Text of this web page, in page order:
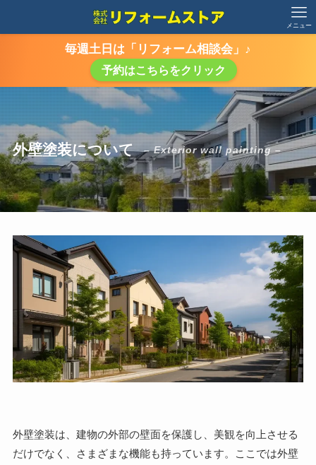
メニュー
毎週土日は「リフォーム相談会」♪
予約はこちらをクリック
外壁塗装について – Exterior wall painting –
外壁塗装は、建物の外部の壁面を保護し、美観を向上させる
だけでなく、さまざまな機能も持っています。ここでは外壁